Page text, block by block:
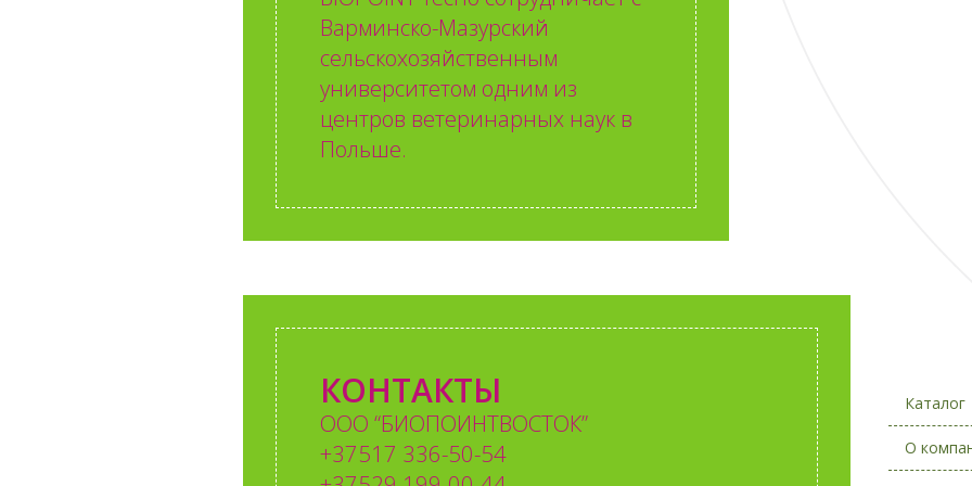
Варминско-Мазурский
сельскохозяйственным
университетом одним из
центров ветеринарных наук в
Польше.
КОНТАКТЫ
ООО “БИОПОИНТВОСТОК”
+37517 336-50-54
Каталог
О